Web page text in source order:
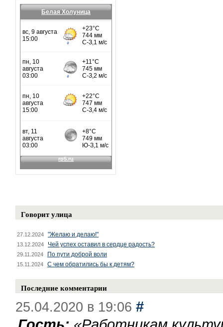
Белая Холуница
Говорит улица
27.12.2024 "Желаю и делаю!"
13.12.2024 Чей успех оставил в сердце радость?
29.11.2024 По пути доброй воли
15.11.2024 С чем обратились бы к детям?
Последние комментарии
25.04.2020 в 19:06 #